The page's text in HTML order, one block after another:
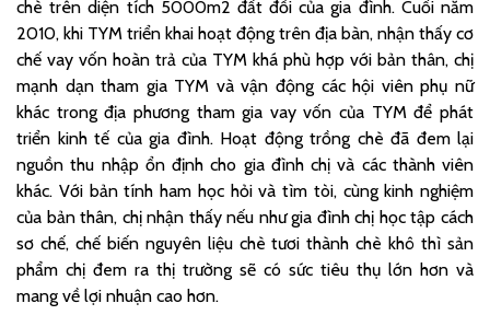
chè trên diện tích 5000m2 đất đồi của gia đình. Cuối năm
2010, khi TYM triển khai hoạt động trên địa bàn, nhận thấy cơ
chế vay vốn hoàn trả của TYM khá phù hợp với bản thân, chị
mạnh dạn tham gia TYM và vận động các hội viên phụ nữ
khác trong địa phương tham gia vay vốn của TYM để phát
triển kinh tế của gia đình. Hoạt động trồng chè đã đem lại
nguồn thu nhập ổn định cho gia đình chị và các thành viên
khác. Với bản tính ham học hỏi và tìm tòi, cùng kinh nghiệm
của bản thân, chị nhận thấy nếu như gia đình chị học tập cách
sơ chế, chế biến nguyên liệu chè tươi thành chè khô thì sản
phẩm chị đem ra thị trường sẽ có sức tiêu thụ lớn hơn và
mang về lợi nhuận cao hơn.